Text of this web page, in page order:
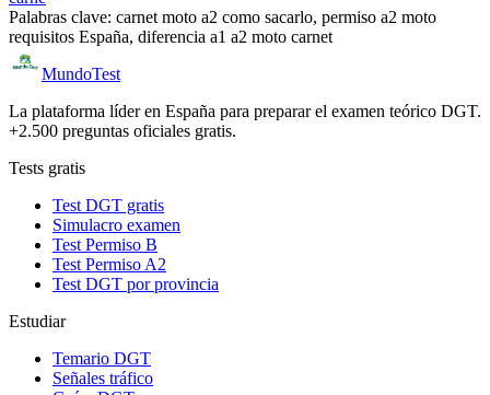
Palabras clave: carnet moto a2 como sacarlo, permiso a2 moto
requisitos España, diferencia a1 a2 moto carnet
MundoTest
La plataforma líder en España para preparar el examen teórico DGT.
+2.500 preguntas oficiales gratis.
Tests gratis
Test DGT gratis
Simulacro examen
Test Permiso B
Test Permiso A2
Test DGT por provincia
Estudiar
Temario DGT
Señales tráfico